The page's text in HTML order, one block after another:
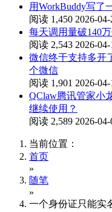
用WorkBuddy写了
阅读 1,450 2026-04-
每天调用量破140
阅读 2,543 2026-04-
微信终于支持多开
个微信
阅读 1,901 2026-04-
QClaw腾讯管家小
继续使用？
阅读 2,589 2026-04-
当前位置：
首页
»
随笔
»
一个身份证只能实